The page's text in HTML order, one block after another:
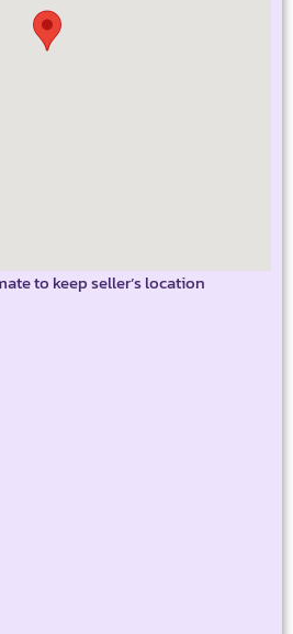
to keep seller’s location